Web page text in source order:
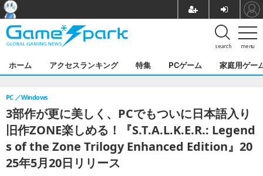
menu
search
ホーム アクセスランキング 特集 PCゲーム 家庭用ゲー
3部作が更に美しく、PCでもついに日本語入り
旧作ZONE楽しめる！『S.T.A.L.K.E.R.: Legend
s of the Zone Trilogy Enhanced Edition』20
25年5月20日リリース
PC Windows